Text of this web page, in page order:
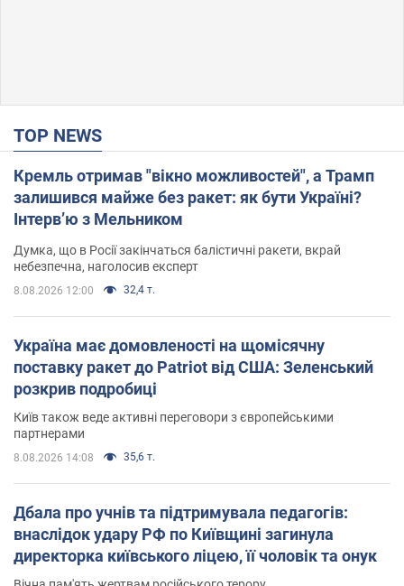
TOP NEWS
Кремль отримав "вікно можливостей", а Трамп
залишився майже без ракет: як бути Україні?
Інтерв’ю з Мельником
Думка, що в Росії закінчаться балістичні ракети, вкрай
небезпечна, наголосив експерт
8.08.2026 12:00 32,4 т.
Україна має домовленості на щомісячну
поставку ракет до Patriot від США: Зеленський
розкрив подробиці
Київ також веде активні переговори з європейськими
партнерами
8.08.2026 14:08 35,6 т.
Дбала про учнів та підтримувала педагогів:
внаслідок удару РФ по Київщині загинула
директорка київського ліцею, її чоловік та онук